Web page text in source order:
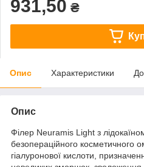
931,50 ₴
Опис Характеристики
Опис
Філер Neuramis Light з
безопераційного косметичного
гіалуронової кислоти,